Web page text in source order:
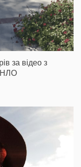
за відео з
НЛО